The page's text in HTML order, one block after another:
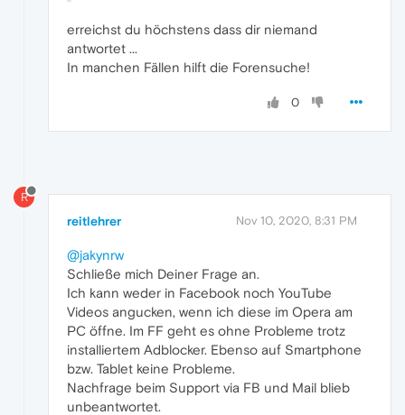
erreichst du höchstens dass dir niemand
antwortet ...
In manchen Fällen hilft die Forensuche!
0
R
reitlehrer Nov 10, 2020, 8:31 PM
@jakynrw
Schließe mich Deiner Frage an.
Ich kann weder in Facebook noch YouTube
Videos angucken, wenn ich diese im Opera am
PC öffne. Im FF geht es ohne Probleme trotz
installiertem Adblocker. Ebenso auf Smartphone
bzw. Tablet keine Probleme.
Nachfrage beim Support via FB und Mail blieb
unbeantwortet.